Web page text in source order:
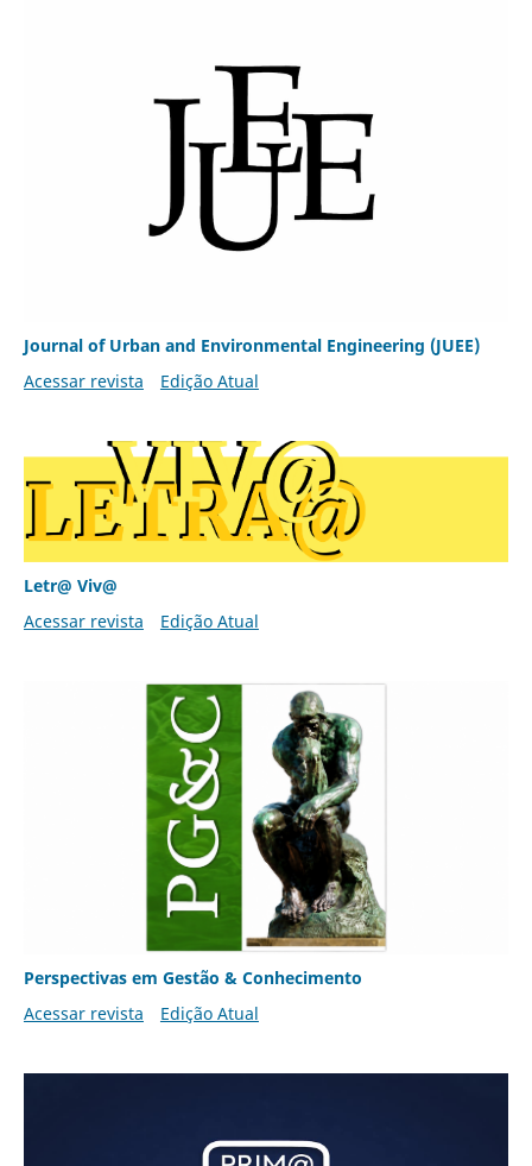
Journal of Urban and Environmental Engineering (JUEE)
Acessar revista
Edição Atual
Letr@ Viv@
Acessar revista
Edição Atual
Perspectivas em Gestão & Conhecimento
Acessar revista
Edição Atual